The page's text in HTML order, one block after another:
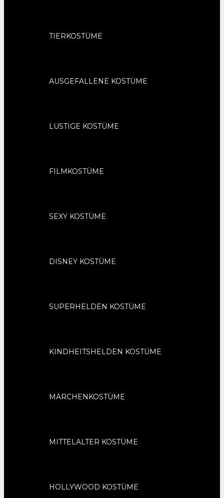
TIERKOSTÜME
AUSGEFALLENE KOSTÜME
LUSTIGE KOSTÜME
FILMKOSTÜME
SEXY KOSTÜME
DISNEY KOSTÜME
SUPERHELDEN KOSTÜME
KINDHEITSHELDEN KOSTÜME
MÄRCHENKOSTÜME
MITTELALTER KOSTÜME
HOLLYWOOD KOSTÜME